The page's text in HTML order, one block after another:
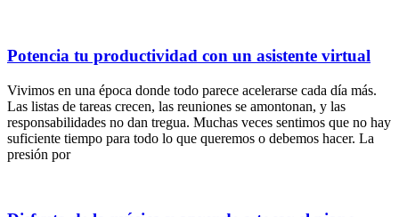
Potencia tu productividad con un asistente virtual
Vivimos en una época donde todo parece acelerarse cada día más.
Las listas de tareas crecen, las reuniones se amontonan, y las
responsabilidades no dan tregua. Muchas veces sentimos que no hay
suficiente tiempo para todo lo que queremos o debemos hacer. La
presión por